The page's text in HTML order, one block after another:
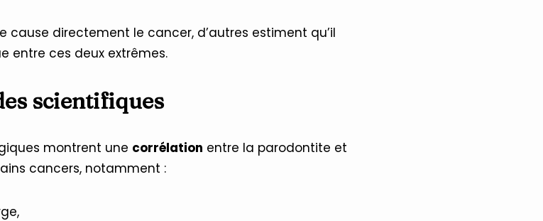
directement le cancer, d’autres estiment qu’il
entre ces deux extrêmes.
scientifiques
montrent une corrélation entre la parodontite et
cancers, notamment :